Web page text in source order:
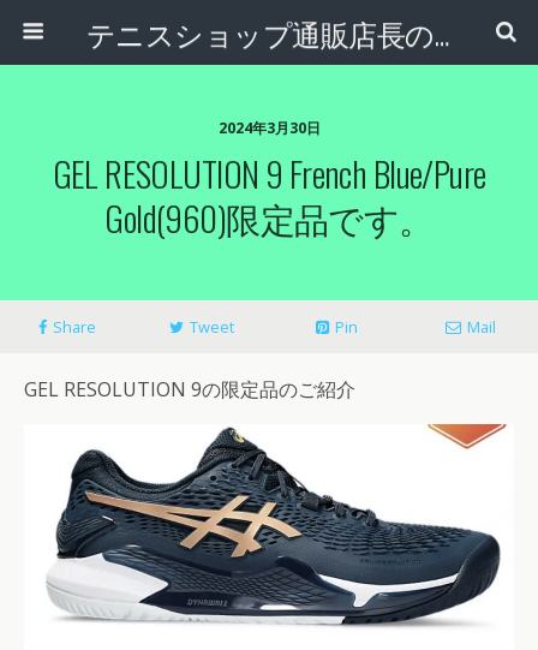
テニスショップ通販店長のブログ＠テニスショップLAFINO 西山克久
2024年3月30日
GEL RESOLUTION 9 French Blue/Pure
Gold(960)限定品です。
Share Tweet Pin Mail
GEL RESOLUTION 9の限定品のご紹介